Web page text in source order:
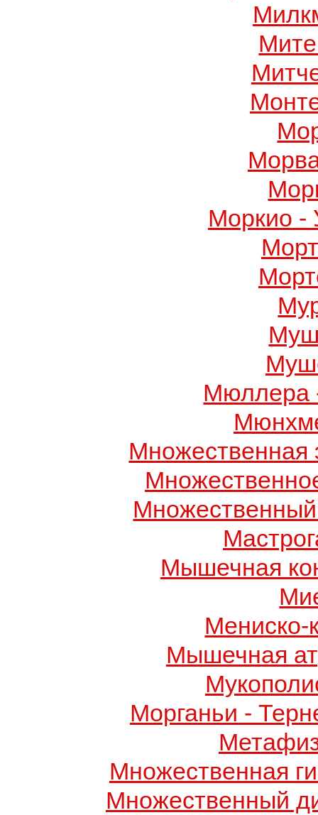
Моркио -
Мюллера
Множественная
Мышечная
Мениско-
Мышечная
Морганьи -
Множественная
Множественный